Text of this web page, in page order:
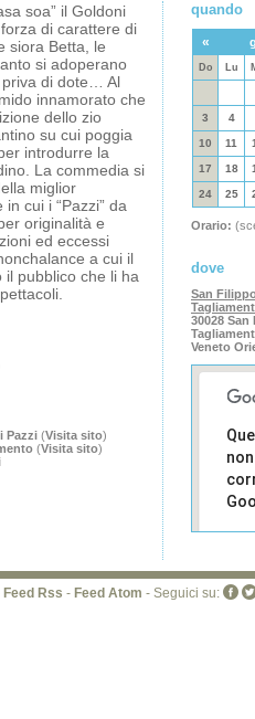
soa” il Goldoni
di carattere di
siora Betta, le
si adoperano
priva di dote… Al
innamorato che
dello zio
su cui poggia
introdurre la
La commedia si
miglior
cui i “Pazzi” da
originalità e
ed eccessi
a cui il
il pubblico che li ha
Pazzi (Visita sito)
(Visita sito)
quando
«
Do Lu
3 4
10 11
17 18
24 25
Orario:
dove
San
30028 San
Veneto
di
sito
Feed Rss - Feed Atom - Seguici su: